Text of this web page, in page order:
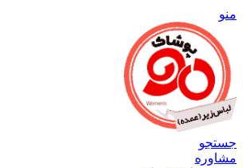
منو
جستجو
مشاوره